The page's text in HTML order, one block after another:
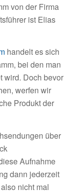
von der Firma
ist Elias
handelt es sich
bei den man
wird. Doch bevor
werfen wir
Produkt der
über
Aufnahme
dann jederzeit
nicht mal